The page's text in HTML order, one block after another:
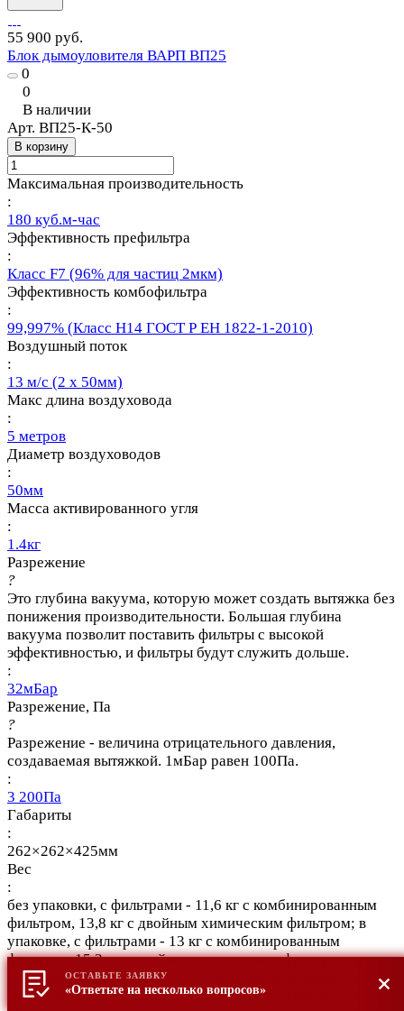
55 900 руб.
Блок дымоуловителя ВАРП ВП25
0
0
В наличии
Арт. ВП25-К-50
В корзину
Максимальная производительность
:
180 куб.м-час
Эффективность префильтра
:
Класс F7 (96% для частиц 2мкм)
Эффективность комбофильтра
:
99,997% (Класс Н14 ГОСТ Р ЕН 1822-1-2010)
Воздушный поток
:
13 м/с (2 х 50мм)
Макс длина воздуховода
:
5 метров
Диаметр воздуховодов
:
50мм
Масса активированного угля
:
1.4кг
Разрежение
?
Это глубина вакуума, которую может создать вытяжка без
понижения производительности. Большая глубина
вакуума позволит поставить фильтры с высокой
эффективностью, и фильтры будут служить дольше.
:
32мБар
Разрежение, Па
?
Разрежение - величина отрицательного давления,
создаваемая вытяжкой. 1мБар равен 100Па.
:
3 200Па
Габариты
:
262×262×425мм
Вес
:
без упаковки, с фильтрами - 11,6 кг с комбинированным
фильтром, 13,8 кг с двойным химическим фильтром; в
упаковке, с фильтрами - 13 кг с комбинированным
фильтром 15,2 кг с двойным химическим фильтром, в
упаковке, с фильтрами - 13 кг с комбинированным
фильтром 15,2 кг с двойным химическим фильтром
ОСТАВЬТЕ ЗАЯВКУ
«Ответьте на несколько вопросов»